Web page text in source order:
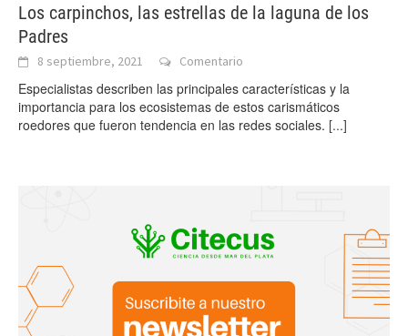
Los carpinchos, las estrellas de la laguna de los
Padres
8 septiembre, 2021 Comentario
Especialistas describen las principales características y la
importancia para los ecosistemas de estos carismáticos
roedores que fueron tendencia en las redes sociales. [...]